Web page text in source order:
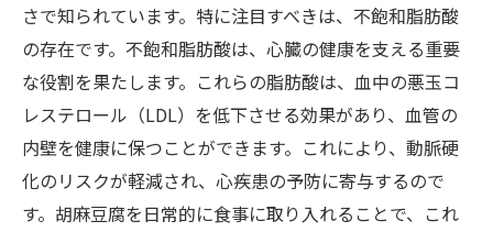
さで知られています。特に注目すべきは、不飽和脂肪酸
の存在です。不飽和脂肪酸は、心臓の健康を支える重要
な役割を果たします。これらの脂肪酸は、血中の悪玉コ
レステロール（LDL）を低下させる効果があり、血管の
内壁を健康に保つことができます。これにより、動脈硬
化のリスクが軽減され、心疾患の予防に寄与するので
す。胡麻豆腐を日常的に食事に取り入れることで、これ